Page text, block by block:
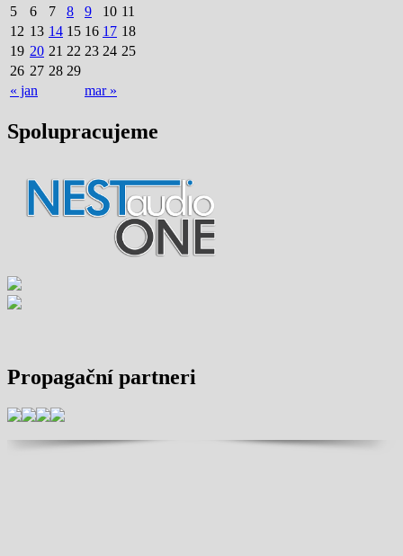
« jan mar »
5
6 7 8 9 10 11
12 13 14 15 16 17 18
19 20 21 22 23 24 25
26 27 28 29
Spolupracujeme
Propagační partneri